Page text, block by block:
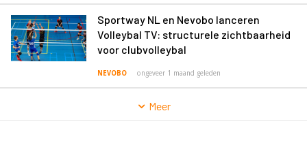
Sportway NL en Nevobo lanceren
Volleybal TV: structurele zichtbaarheid
voor clubvolleybal
NEVOBO ongeveer 1 maand geleden
Meer